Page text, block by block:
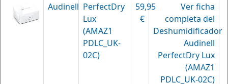
Audinell PerfectDry
Lux
(AMAZ1
PDLC_UK-
02C)
59,95
€
Ver ficha
completa del
Deshumidificador
Audinell
PerfectDry Lux
(AMAZ1
PDLC_UK-02C)